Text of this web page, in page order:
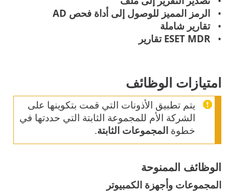
الرمز المميز للوصول إلى أداة فحص AD
تقارير شاملة
ESET MDR تقارير
امتيازات الوظائف
يتم تطبيق الأذونات التي قمت بتكوينها على
الشركة الأم للمجموعة الثابتة التي حددتها في
خطوة المجموعات الثابتة.
الوظائف الممنوحة
المجموعات وأجهزة الكمبيوتر